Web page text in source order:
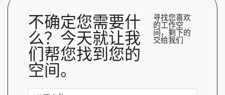
不确定您需要什
么？今天就让我
们帮您找到您的
空间。
寻找您喜欢
的工作空
间，剩下的
交给我们